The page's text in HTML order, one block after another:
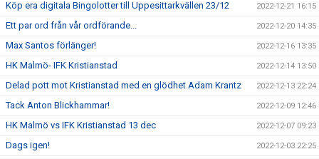
Köp era digitala Bingolotter till Uppesittarkvällen 23/12 2022-12-21 16:15
Ett par ord från vår ordförande... 2022-12-20 14:35
Max Santos förlänger! 2022-12-16 13:35
HK Malmö- IFK Kristianstad 2022-12-14 13:50
Delad pott mot Kristianstad med en glödhet Adam Krantz 2022-12-13 22:24
Tack Anton Blickhammar! 2022-12-09 12:46
HK Malmö vs IFK Kristianstad 13 dec 2022-12-07 09:23
Dags igen! 2022-12-03 22:25